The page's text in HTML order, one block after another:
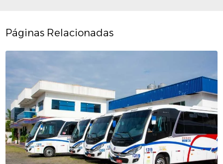
Páginas Relacionadas